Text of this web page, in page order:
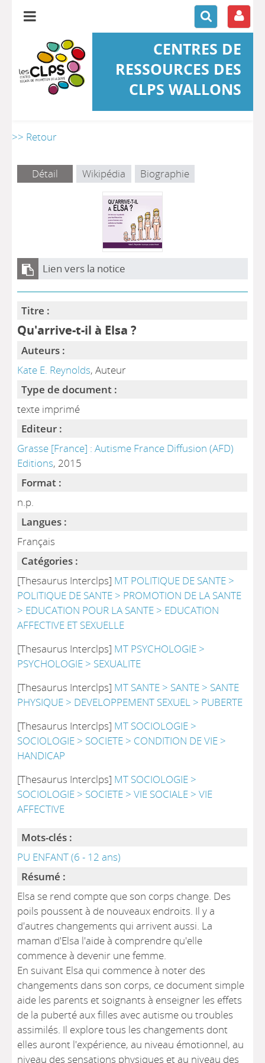
CENTRES DE
RESSOURCES DES
CLPS WALLONS
>> Retour
Détail Wikipédia Biographie
Lien vers la notice
Titre :
Qu'arrive-t-il à Elsa ?
Auteurs :
Kate E. Reynolds, Auteur
Type de document :
texte imprimé
Editeur :
Grasse [France] : Autisme France Diffusion (AFD)
Editions, 2015
Format :
n.p.
Langues :
Français
Catégories :
[Thesaurus Interclps] MT POLITIQUE DE SANTE >
POLITIQUE DE SANTE > PROMOTION DE LA SANTE
> EDUCATION POUR LA SANTE > EDUCATION
AFFECTIVE ET SEXUELLE
[Thesaurus Interclps] MT PSYCHOLOGIE >
PSYCHOLOGIE > SEXUALITE
[Thesaurus Interclps] MT SANTE > SANTE > SANTE
PHYSIQUE > DEVELOPPEMENT SEXUEL > PUBERTE
[Thesaurus Interclps] MT SOCIOLOGIE >
SOCIOLOGIE > SOCIETE > CONDITION DE VIE >
HANDICAP
[Thesaurus Interclps] MT SOCIOLOGIE >
SOCIOLOGIE > SOCIETE > VIE SOCIALE > VIE
AFFECTIVE
Mots-clés :
PU ENFANT (6 - 12 ans)
Résumé :
Elsa se rend compte que son corps change. Des
poils poussent à de nouveaux endroits. Il y a
d'autres changements qui arrivent aussi. La
maman d'Elsa l'aide à comprendre qu'elle
commence à devenir une femme.
En suivant Elsa qui commence à noter des
changements dans son corps, ce document simple
aide les parents et soignants à enseigner les effets
de la puberté aux filles avec autisme ou troubles
assimilés. Il explore tous les changements dont
elles auront l'expérience, au niveau émotionnel, au
niveau des sensations physiques et au niveau des